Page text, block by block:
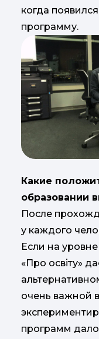
когда
программу.
Какие
образовании
После
у каждого
Если на
«Про освіту»
очень важной
программ